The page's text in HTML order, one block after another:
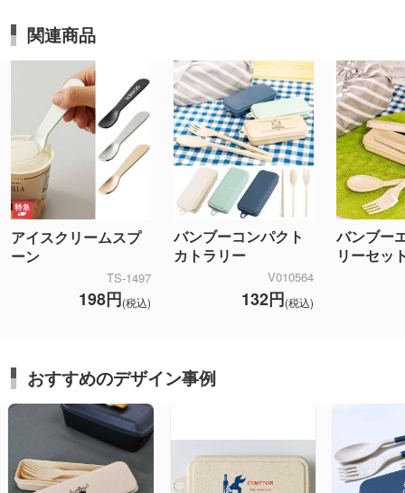
関連商品
アイスクリームスプ
ーン
TS-1497
198円(税込)
バンブーコンパクト
カトラリー
V010564
132円(税込)
バンブー
リーセッ
おすすめのデザイン事例